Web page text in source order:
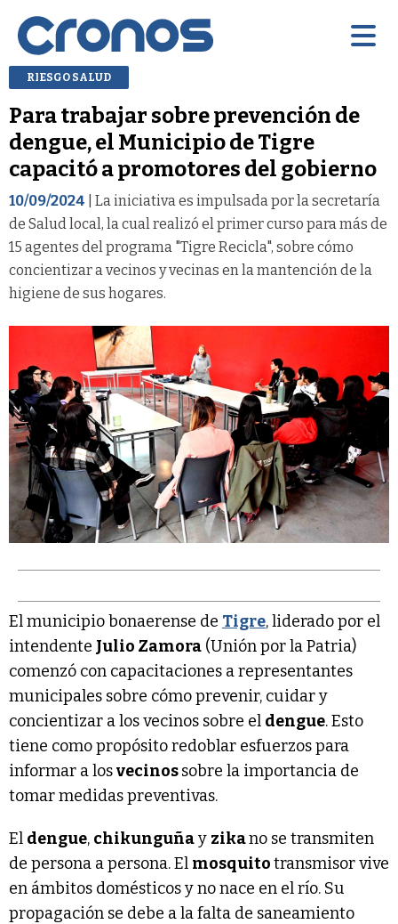
RIESGO SALUD
Para trabajar sobre prevención de
dengue, el Municipio de Tigre
capacitó a promotores del gobierno
10/09/2024 | La iniciativa es impulsada por la secretaría
de Salud local, la cual realizó el primer curso para más de
15 agentes del programa "Tigre Recicla", sobre cómo
concientizar a vecinos y vecinas en la mantención de la
higiene de sus hogares.
El municipio bonaerense de Tigre, liderado por el
intendente Julio Zamora (Unión por la Patria)
comenzó con capacitaciones a representantes
municipales sobre cómo prevenir, cuidar y
concientizar a los vecinos sobre el dengue. Esto
tiene como propósito redoblar esfuerzos para
informar a losvecinossobre la importancia de
tomar medidas preventivas.
El dengue, chikunguñay zikano se transmiten
de persona a persona. El mosquitotransmisor vive
en ámbitos domésticos y no nace en el río. Su
propagación se debe a la falta de saneamiento